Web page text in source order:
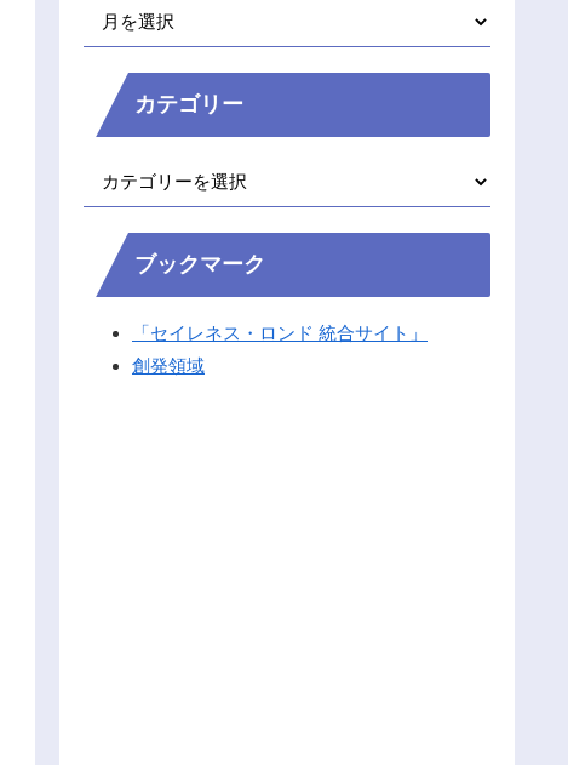
カテゴリー
ブックマーク
「セイレネス・ロンド 統合サイト」
創発領域